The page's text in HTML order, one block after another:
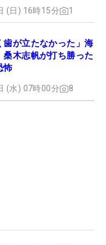
(日) 16時15分 1
歯が立たなかった」海
木志帆が打ち勝った
怖
(水) 07時00分 8